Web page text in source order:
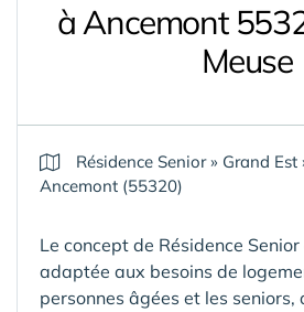
à Ancemont
Meuse
Résidence Senior» Grand Est
Ancemont (55320)
Le concept de Résidence
adaptée aux besoins de
personnes âgées et les seniors,